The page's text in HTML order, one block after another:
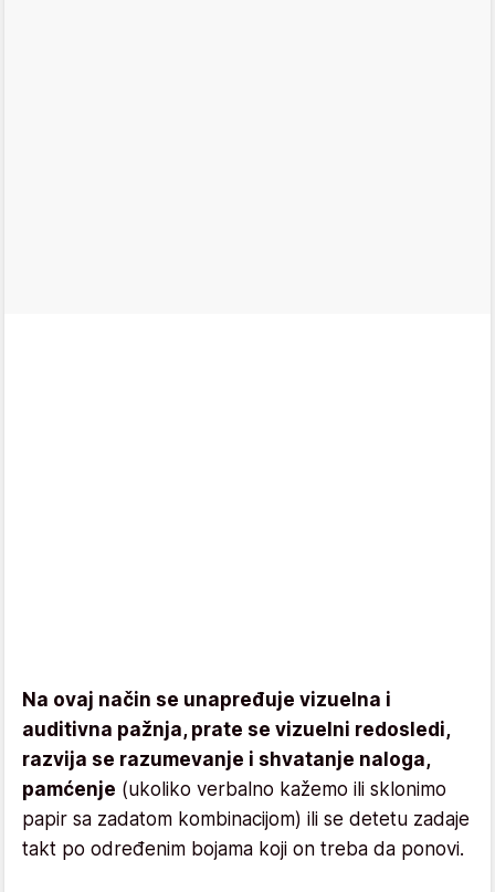
Na ovaj način se unapređuje vizuelna i
auditivna pažnja, prate se vizuelni redosledi,
razvija se razumevanje i shvatanje naloga,
pamćenje (ukoliko verbalno kažemo ili sklonimo
papir sa zadatom kombinacijom) ili se detetu zadaje
takt po određenim bojama koji on treba da ponovi.